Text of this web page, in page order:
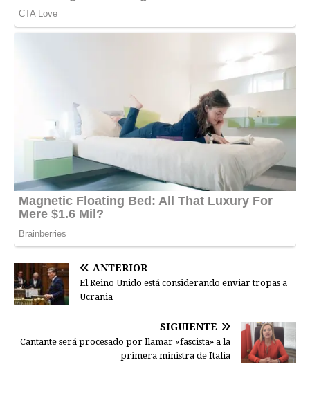
ANTERIOR
El Reino Unido está considerando enviar tropas a
Ucrania
SIGUIENTE
Cantante será procesado por llamar «fascista» a la
primera ministra de Italia